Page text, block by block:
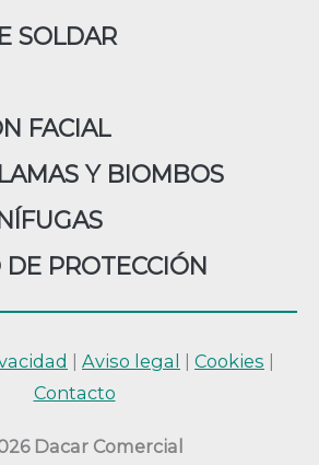
SOLDAR
FACIAL
Y BIOMBOS
PROTECCIÓN
Dacar Comercial
Aviso legal Cookies
Contacto